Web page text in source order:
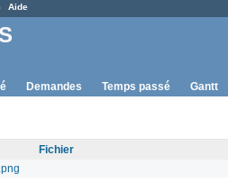
Aide
Demandes Temps passé Gantt
Fichier